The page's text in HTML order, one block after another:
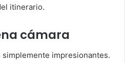
itinerario.
cámara
simplemente impresionantes.